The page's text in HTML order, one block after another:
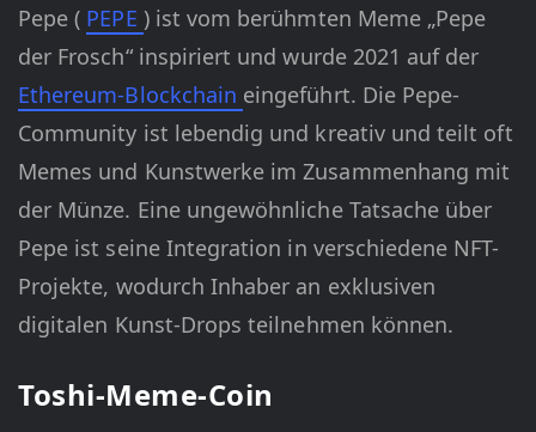
Pepe ( PEPE ) ist vom berühmten Meme „Pepe
der Frosch“ inspiriert und wurde 2021 auf der
Ethereum-Blockchain eingeführt. Die Pepe-
Community ist lebendig und kreativ und teilt oft
Memes und Kunstwerke im Zusammenhang mit
der Münze. Eine ungewöhnliche Tatsache über
Pepe ist seine Integration in verschiedene NFT-
Projekte, wodurch Inhaber an exklusiven
digitalen Kunst-Drops teilnehmen können.
Toshi-Meme-Coin